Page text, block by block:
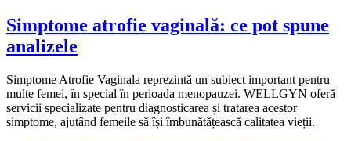
Simptome atrofie vaginală: ce pot spune
analizele
Simptome Atrofie Vaginala reprezintă un subiect important pentru
multe femei, în special în perioada menopauzei. WELLGYN oferă
servicii specializate pentru diagnosticarea și tratarea acestor
simptome, ajutând femeile să își îmbunătățească calitatea vieții.